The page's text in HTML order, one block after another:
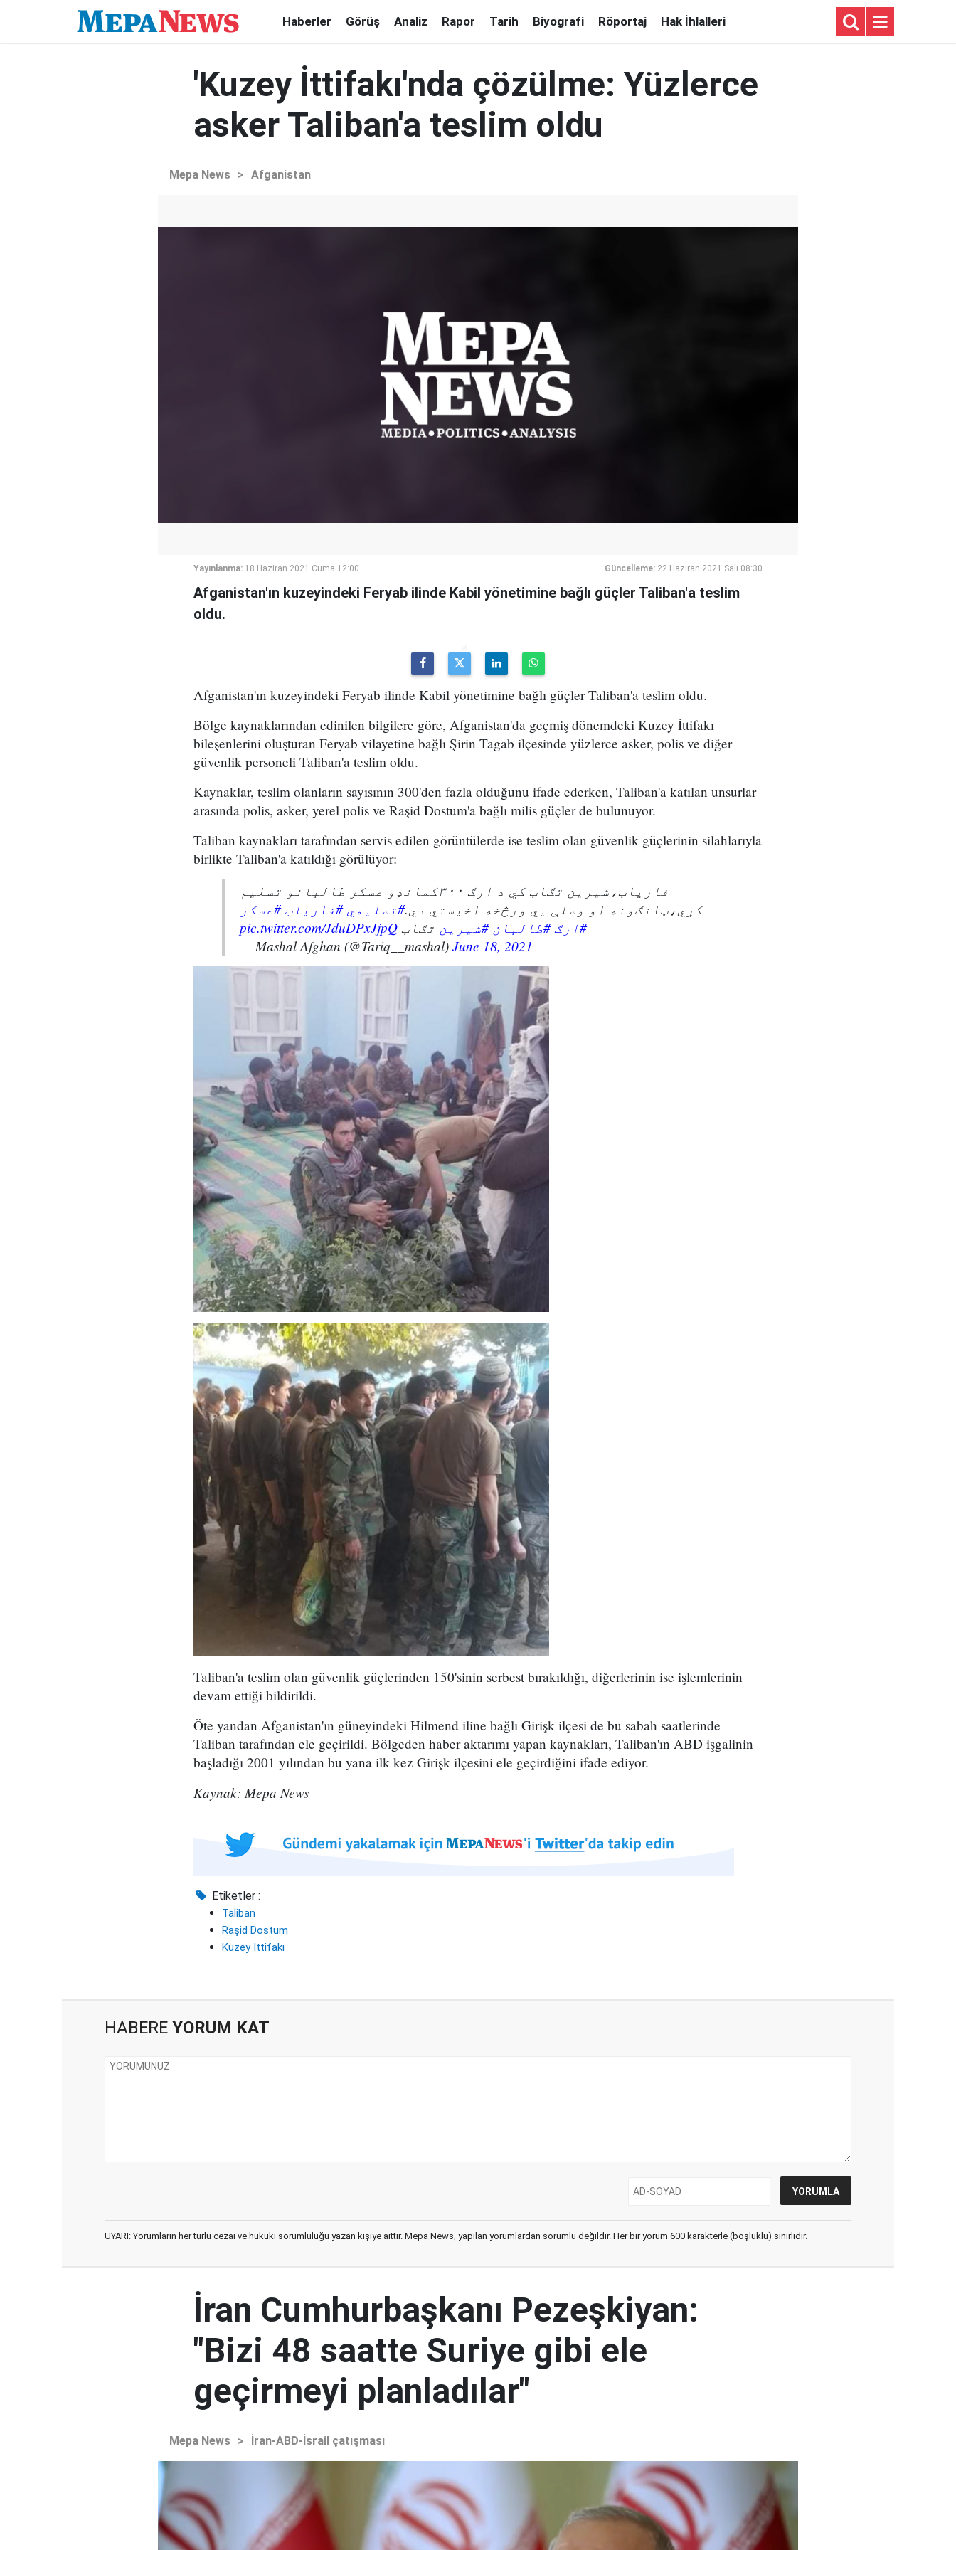
Haberler Görüş Analiz Rapor Tarih Biyografi Röportaj Hak İhlalleri
'Kuzey İttifakı'nda çözülme: Yüzlerce
asker Taliban'a teslim oldu
Mepa News > Afganistan
Yayınlanma: 18 Haziran 2021 Cuma 12:00 Güncelleme: 22 Haziran 2021 Salı 08:30
Afganistan'ın kuzeyindeki Feryab ilinde Kabil yönetimine bağlı güçler Taliban'a teslim
oldu.
Afganistan'ın kuzeyindeki Feryab ilinde Kabil yönetimine bağlı güçler Taliban'a teslim oldu.
Bölge kaynaklarından edinilen bilgilere göre, Afganistan'da geçmiş dönemdeki Kuzey İttifakı
bileşenlerini oluşturan Feryab vilayetine bağlı Şirin Tagab ilçesinde yüzlerce asker, polis ve diğer
güvenlik personeli Taliban'a teslim oldu.
Kaynaklar, teslim olanların sayısının 300'den fazla olduğunu ifade ederken, Taliban'a katılan unsurlar
arasında polis, asker, yerel polis ve Raşid Dostum'a bağlı milis güçler de bulunuyor.
Taliban kaynakları tarafından servis edilen görüntülerde ise teslim olan güvenlik güçlerinin silahlarıyla
birlikte Taliban'a katıldığı görülüyor:
فاریاب،شیرین تګاب کي د ارګ ۳۰۰کمانډو عسکر طالبانو تسلیم
کړي،ټانګونه او وسلې یي ورڅخه اخیستي دي.#تسلیمي #فاریاب#عسکر
#ارګ#طالبان #شیرین تګابpic.twitter.com/JduDPxJjpQ
— Mashal Afghan (@Tariq__mashal)June 18, 2021
Taliban'a teslim olan güvenlik güçlerinden 150'sinin serbest bırakıldığı, diğerlerinin ise işlemlerinin
devam ettiği bildirildi.
Öte yandan Afganistan'ın güneyindeki Hilmend iline bağlı Girişk ilçesi de bu sabah saatlerinde
Taliban tarafından ele geçirildi. Bölgeden haber aktarımı yapan kaynakları, Taliban'ın ABD işgalinin
başladığı 2001 yılından bu yana ilk kez Girişk ilçesini ele geçirdiğini ifade ediyor.
Kaynak: Mepa News
Etiketler :
Taliban
Raşid Dostum
Kuzey İttifakı
HABERE YORUM KAT
UYARI: Yorumların her türlü cezai ve hukuki sorumluluğu yazan kişiye aittir. Mepa News, yapılan yorumlardan sorumlu değildir. Her bir yorum 600 karakterle (boşluklu) sınırlıdır.
İran Cumhurbaşkanı Pezeşkiyan:
"Bizi 48 saatte Suriye gibi ele
geçirmeyi planladılar"
Mepa News > İran-ABD-İsrail çatışması